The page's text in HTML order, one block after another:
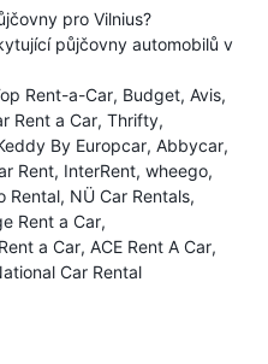
pro Vilnius?
půjčovny automobilů v
Rent-a-Car Budget Avis
Rent a Car Thrifty
By Europcar Abbycar
Rent InterRent wheego
Rental NÜ Car Rentals
Rent a Car
a Car ACE Rent A Car
Car Rental